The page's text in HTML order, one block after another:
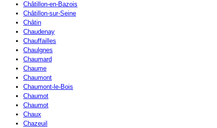
Châtillon-en-Bazois
Châtillon-sur-Seine
Châtin
Chaudenay
Chauffailles
Chaulgnes
Chaumard
Chaume
Chaumont
Chaumont-le-Bois
Chaumot
Chaumot
Chaux
Chazeuil